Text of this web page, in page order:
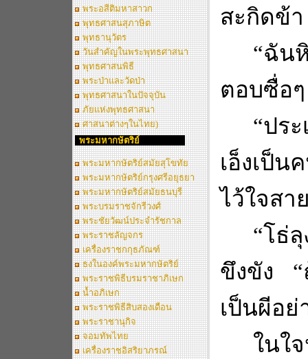
พระอสีติมหาสาวก
พุทธศาสนสุภาษิต
พุทธานุวัตร
วันสำคัญในพระพุทธศาสนา
พุทธศาสนพิธี
พระป่าและวัดป่า
พุทธศาสนาในปัจจุบัน
ภัยแห่งพุทธศาสนา
ศาสนาต่างๆในไทย)
พระมหากษัตริย์
พระมหากษัตริย์สมัยสุโขทัย
พระมหากษัตริย์กรุงศรีอยุธยา
พระมหากษัตริย์สมัยธนบุรี
พระบรมราชจักรีวงศ์
พระชัยวัฒน์ประจำรัชกาล
พระราชลัญจกร
เครื่องราชกกุธภัณฑ์
ธงในองค์พระมหากษัตริย์
พระราชพิธีบรมราชาภิเษก
น้ำอภิเษก
พระราชพิธีสิบสองเดือน
พระราชานุกิจ
จอมทัพไทย
เครื่องราชอิสริยาภรณ์
สะกิดข้
“ฉัน
ตอบซื่อๆ
“ปร
เอ็งเป็น
ไว้ใจสา
“โธ่
ขึงขัง
“
เป็นผีอย่
ในใ